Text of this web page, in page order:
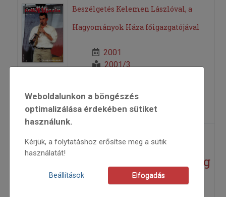
Beszélgetés Kelemen Lászlóval, a
Hagyományok Háza főigazgatójával
2001
2001/3
=>
Aki mer... –
Hagyomány és minőség
Weboldalunkon a böngészés
optimalizálása érdekében sütiket
használunk.
Kérjük, a folytatáshoz erősítse meg a sütik
használatát!
Beállítások Elfogadás